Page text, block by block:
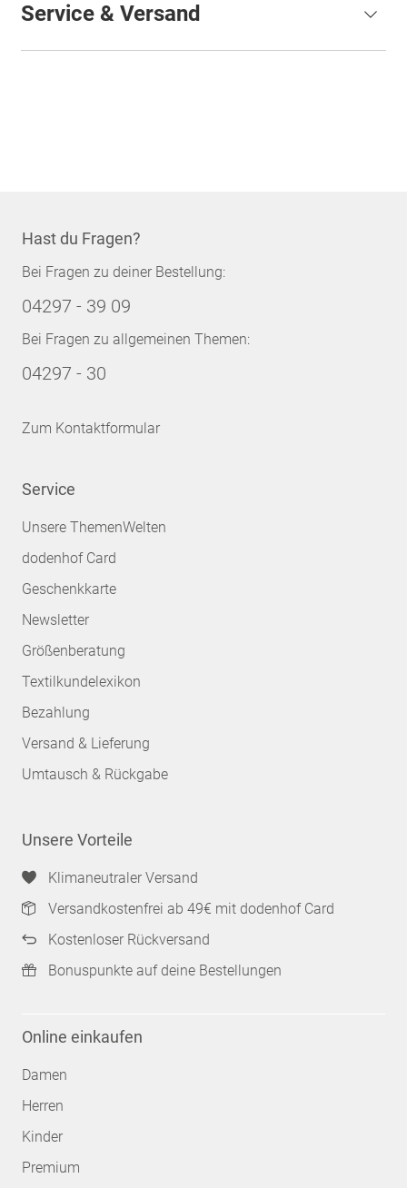
Service & Versand
Hast du Fragen?
Bei Fragen zu deiner Bestellung:
04297 - 39 09
Bei Fragen zu allgemeinen Themen:
04297 - 30
Zum Kontaktformular
Service
Unsere ThemenWelten
dodenhof Card
Geschenkkarte
Newsletter
Größenberatung
Textilkundelexikon
Bezahlung
Versand & Lieferung
Umtausch & Rückgabe
Unsere Vorteile
Klimaneutraler Versand
Versandkostenfrei ab 49€ mit dodenhof Card
Kostenloser Rückversand
Bonuspunkte auf deine Bestellungen
Online einkaufen
Damen
Herren
Kinder
Premium